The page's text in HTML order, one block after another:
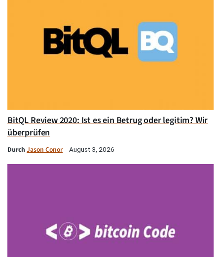
BitQL Review 2020: Ist es ein Betrug oder legitim? Wir
überprüfen
Durch Jason Conor August 3, 2026